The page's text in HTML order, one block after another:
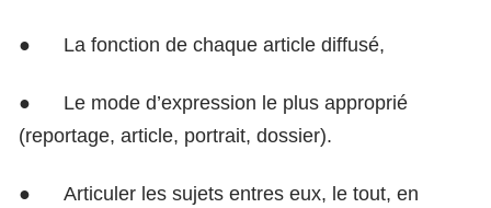
● La fonction de chaque article diffusé,
● Le mode d’expression le plus approprié
(reportage, article, portrait, dossier).
● Articuler les sujets entres eux, le tout, en